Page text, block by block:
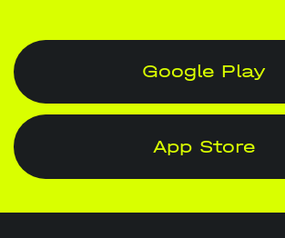
Google Play
App Store